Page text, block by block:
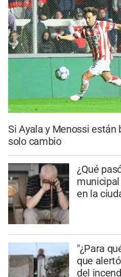
Si Ayala y Menossi están
solo cambio
¿Qué
en la
"¿Para
que
del